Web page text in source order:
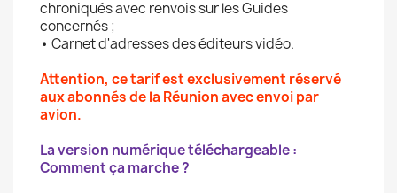
chroniqués avec renvois sur les Guides
concernés ;
• Carnet d'adresses des éditeurs vidéo.
Attention, ce tarif est exclusivement réservé
aux abonnés de la Réunion avec envoi par
avion.
La version numérique téléchargeable :
Comment ça marche ?